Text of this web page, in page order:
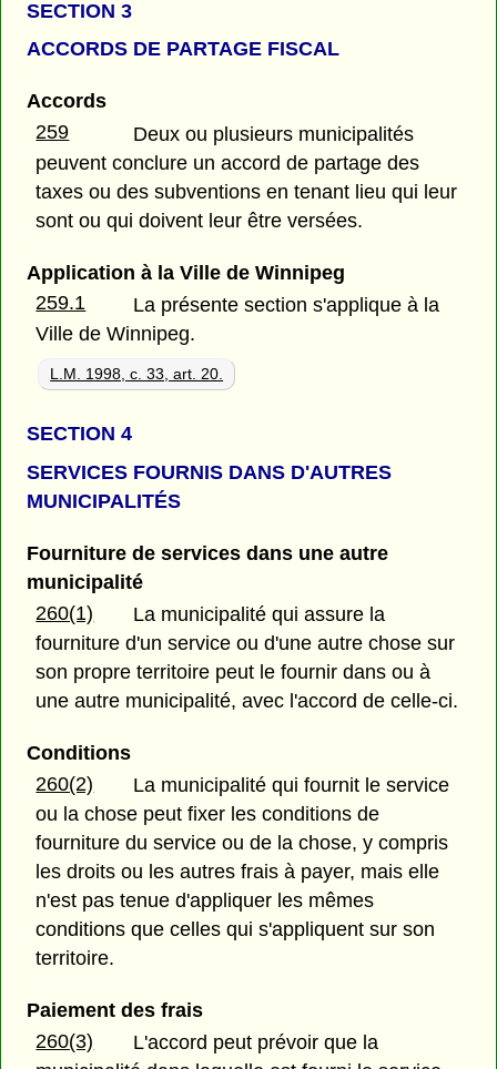
SECTION 3
ACCORDS DE PARTAGE FISCAL
Accords
259
Deux ou plusieurs municipalités
peuvent conclure un accord de partage des
taxes ou des subventions en tenant lieu qui leur
sont ou qui doivent leur être versées.
Application à la Ville de Winnipeg
259.1
La présente section s'applique à la
Ville de Winnipeg.
L.M. 1998, c. 33, art. 20.
SECTION 4
SERVICES FOURNIS DANS D'AUTRES
MUNICIPALITÉS
Fourniture de services dans une autre
municipalité
260(1)
La municipalité qui assure la
fourniture d'un service ou d'une autre chose sur
son propre territoire peut le fournir dans ou à
une autre municipalité, avec l'accord de celle-ci.
Conditions
260(2)
La municipalité qui fournit le service
ou la chose peut fixer les conditions de
fourniture du service ou de la chose, y compris
les droits ou les autres frais à payer, mais elle
n'est pas tenue d'appliquer les mêmes
conditions que celles qui s'appliquent sur son
territoire.
Paiement des frais
260(3)
L'accord peut prévoir que la